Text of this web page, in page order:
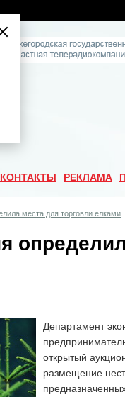
КОНТАКТЫ РЕКЛАМА
места для торговли елками
Департамент
открытый
размещение